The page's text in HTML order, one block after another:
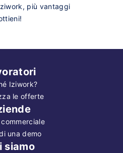
più vantaggi
Iziwork?
le offerte
una demo
siamo